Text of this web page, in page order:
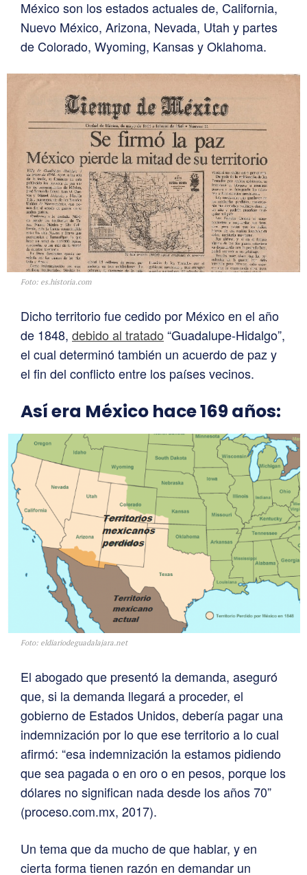
México son los estados actuales de, California,
Nuevo México, Arizona, Nevada, Utah y partes
de Colorado, Wyoming, Kansas y Oklahoma.
Foto: es.historia.com
Dicho territorio fue cedido por México en el año
de 1848, debido al tratado “Guadalupe-Hidalgo”,
el cual determinó también un acuerdo de paz y
el fin del conflicto entre los países vecinos.
Así era México hace 169 años:
Foto: eldiariodeguadalajara.net
El abogado que presentó la demanda, aseguró
que, si la demanda llegará a proceder, el
gobierno de Estados Unidos, debería pagar una
indemnización por lo que ese territorio a lo cual
afirmó: “esa indemnización la estamos pidiendo
que sea pagada o en oro o en pesos, porque los
dólares no significan nada desde los años 70”
(proceso.com.mx, 2017).
Un tema que da mucho de que hablar, y en
cierta forma tienen razón en demandar un